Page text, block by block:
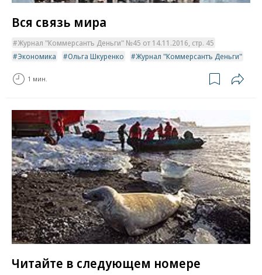
Вся связь мира
Журнал "Коммерсантъ Деньги" №45 от 14.11.2016, стр. 45
Экономика
Ольга Шкуренко Журнал "Коммерсантъ Деньги"
1 мин.
Читайте в следующем номере